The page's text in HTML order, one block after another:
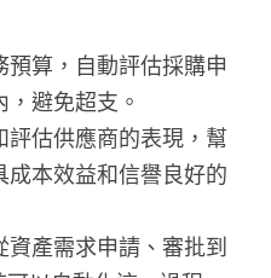
預算，自動評估採購申
避免超支。
評估供應商的表現，幫
本效益和信譽良好的
資產需求申請、審批到